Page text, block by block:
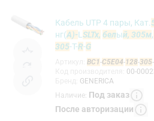
Кабель UTP 4 пары, Кат.
нг(А)-L SLTx, белый, 305м,
305-T-R-G
BC1-C5E04-128-305
00-
GENERICA
Наличие: Под заказ
После авторизации